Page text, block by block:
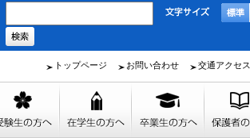
トップページ お問い合わせ 交通アクセス